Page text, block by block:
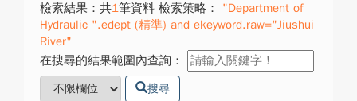
檢索結果：共1筆資料 檢索策略：
"Department of
Hydraulic ".edept (精準) and ekeyword.raw="Jiushui
River"
在搜尋的結果範圍內查詢：
搜尋